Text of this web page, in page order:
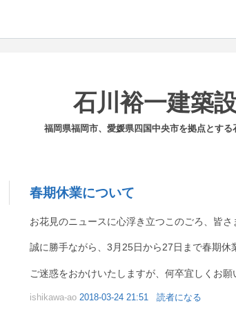
石川裕一建築
福岡県福岡市、愛媛県四国中央市を拠点とす
春期休業について
お花見のニュースに心浮き立つこのごろ、皆さ
誠に勝手ながら、3月25日から27日まで春期休
ご迷惑をおかけいたしますが、何卒宜しくお願
ishikawa-ao 2018-03-24 21:51 読者になる